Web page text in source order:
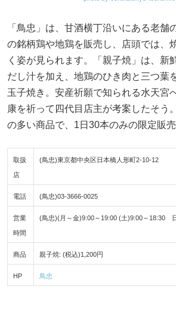
「鳥忠」は、甘酒横丁沿いにある老舗
の銘柄鶏や地鶏を販売し、店頭では、
く姿が見られます。「親子焼」は、新
だし汁を加え、地鶏のひき肉と三つ葉
玉子焼き。安産祈願で知られる水天宮
康を祈って四代目店主が考案したそう
の多い商品で、1日30本のみの限定販売
取扱
店
(鳥忠)東京都中央区日本橋人形町2-10-12
電話 (鳥忠)03-3666-0025
営業
時間
(鳥忠)(月～金)9:00～19:00 (土)9:00～18:30
商品 親子焼: (税込)1,200円
HP 鳥忠